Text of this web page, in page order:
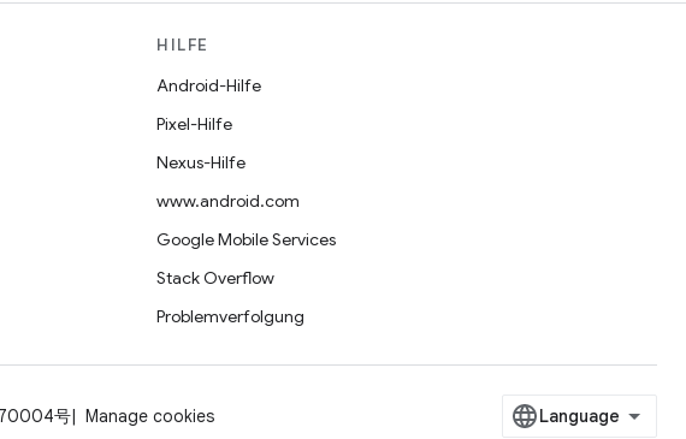
HILFE
Android-Hilfe
Pixel-Hilfe
Nexus-Hilfe
www.android.com
Google Mobile Services
Stack Overflow
Problemverfolgung
号 Manage cookies